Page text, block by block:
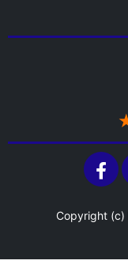
Copyright (c)